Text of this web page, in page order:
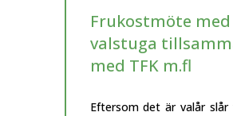
Frukostmöte med
valstuga
med TFK m.fl
Eftersom det är valår slår